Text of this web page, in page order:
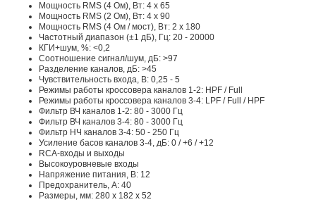
Мощность RMS (4 Ом), Вт: 4 x 65
Мощность RMS (2 Ом), Вт: 4 x 90
Мощность RMS (4 Ом / мост), Вт: 2 x 180
Частотный диапазон (±1 дБ), Гц: 20 - 20000
КГИ+шум, %: <0,2
Соотношение сигнал/шум, дБ: >97
Разделение каналов, дБ: >45
Чувствительность входа, В: 0,25 - 5
Режимы работы кроссовера каналов 1-2: HPF / Full
Режимы работы кроссовера каналов 3-4: LPF / Full / HPF
Фильтр ВЧ каналов 1-2: 80 - 3000 Гц
Фильтр ВЧ каналов 3-4: 80 - 3000 Гц
Фильтр НЧ каналов 3-4: 50 - 250 Гц
Усиление басов каналов 3-4, дБ: 0 / +6 / +12
RCA-входы и выходы
Высокоуровневые входы
Напряжение питания, В: 12
Предохранитель, А: 40
Размеры, мм: 280 x 182 x 52